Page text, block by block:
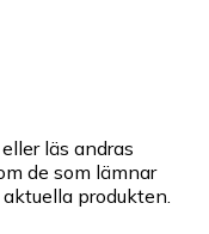
läs andras
de som lämnar
produkten.